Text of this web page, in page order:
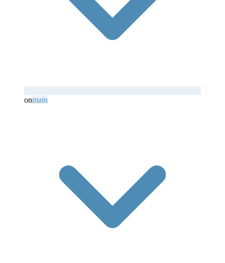
onmain